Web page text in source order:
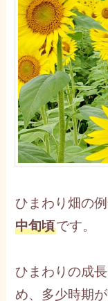
ひまわり畑の
中旬頃です。
ひまわりの成
め、多少時期